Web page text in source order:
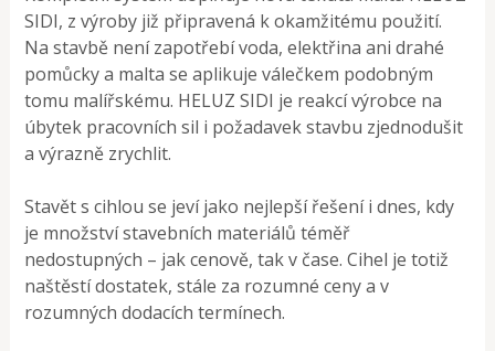
SIDI, z výroby již připravená k okamžitému použití.
Na stavbě není zapotřebí voda, elektřina ani drahé
pomůcky a malta se aplikuje válečkem podobným
tomu malířskému. HELUZ SIDI je reakcí výrobce na
úbytek pracovních sil i požadavek stavbu zjednodušit
a výrazně zrychlit.
Stavět s cihlou se jeví jako nejlepší řešení i dnes, kdy
je množství stavebních materiálů téměř
nedostupných – jak cenově, tak v čase. Cihel je totiž
naštěstí dostatek, stále za rozumné ceny a v
rozumných dodacích termínech.